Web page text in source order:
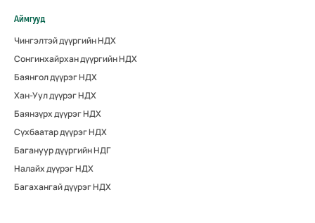
Аймгууд
Чингэлтэй дүүргийн НДХ
Сонгинхайрхан дүүргийн НДХ
Баянгол дүүрэг НДХ
Хан-Уул дүүрэг НДХ
Баянзүрх дүүрэг НДХ
Сүхбаатар дүүрэг НДХ
Багануур дүүргийн НДГ
Налайх дүүрэг НДХ
Багахангай дүүрэг НДХ